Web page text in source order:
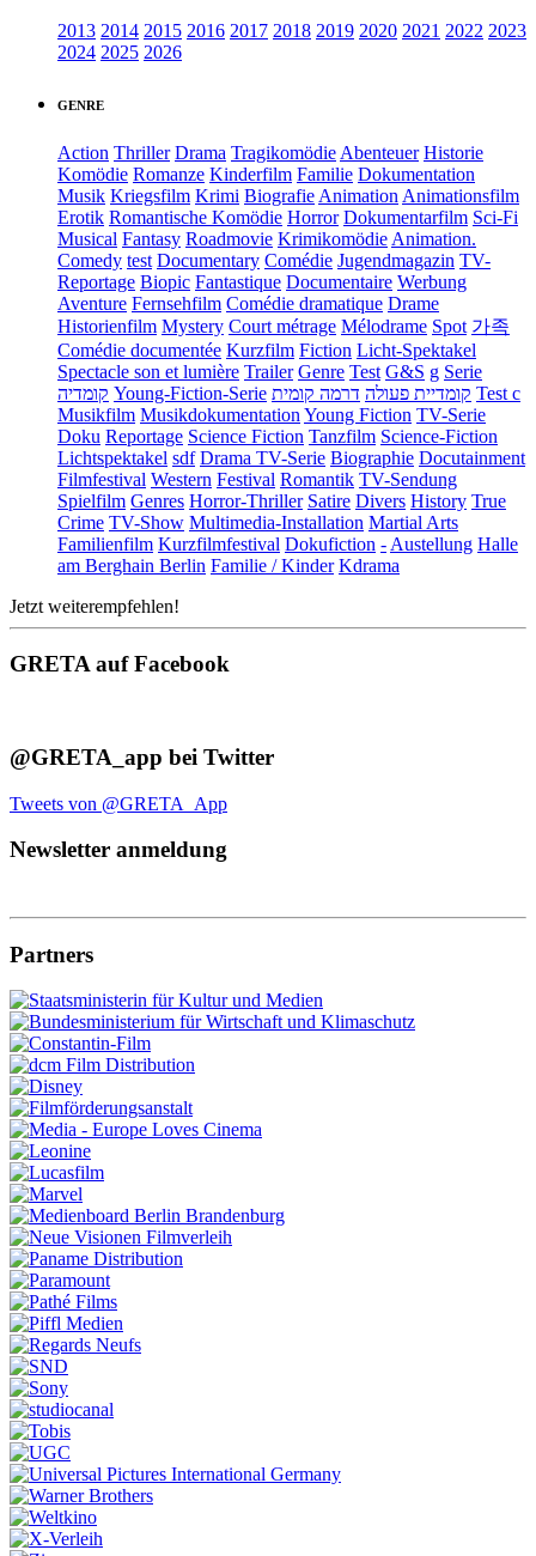
2013 2014 2015 2016 2017 2018 2019 2020 2021 2022 2023
2024 2025 2026
GENRE
Action Thriller Drama Tragikomödie Abenteuer Historie
Komödie Romanze Kinderfilm Familie Dokumentation
Musik Kriegsfilm Krimi Biografie Animation Animationsfilm
Erotik Romantische Komödie Horror Dokumentarfilm Sci-Fi
Musical Fantasy Roadmovie Krimikomödie Animation.
Comedy test Documentary Comédie Jugendmagazin TV-
Reportage Biopic Fantastique Documentaire Werbung
Aventure Fernsehfilm Comédie dramatique Drame
Historienfilm Mystery Court métrage Mélodrame Spot 가족
Comédie documentée Kurzfilm Fiction Licht-Spektakel
Spectacle son et lumière Trailer Genre Test G&S g Serie
קומדיה Young-Fiction-Serie קומדיית פעולה דרמה קומית
Test c
Musikfilm Musikdokumentation Young Fiction TV-Serie
Doku Reportage Science Fiction Tanzfilm Science-Fiction
Lichtspektakel sdf Drama TV-Serie Biographie Docutainment
Filmfestival Western Festival Romantik TV-Sendung
Spielfilm Genres Horror-Thriller Satire Divers History True
Crime TV-Show Multimedia-Installation Martial Arts
Familienfilm Kurzfilmfestival Dokufiction - Austellung Halle
am Berghain Berlin Familie / Kinder Kdrama
Jetzt weiterempfehlen!
GRETA auf Facebook
@GRETA_app bei Twitter
Tweets von @GRETA_App
Newsletter anmeldung
Partners